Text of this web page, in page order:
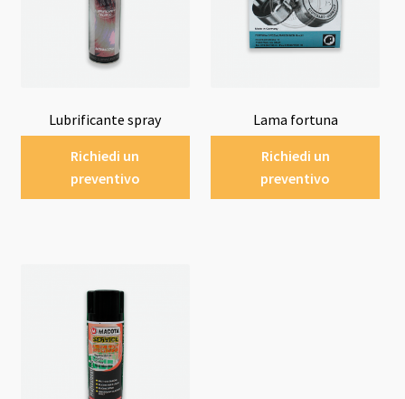
Lubrificante spray
Richiedi un
preventivo
Lama fortuna
Richiedi un
preventivo